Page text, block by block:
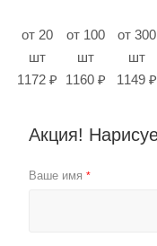
от 20
шт
1172 ₽
от 100
шт
1160 ₽
от 300
шт
1149 ₽
Акция!
Ваше имя *